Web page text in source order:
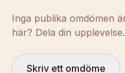
Inga publika omdömen
här? Dela din upplevelse.
Skriv ett omdöme